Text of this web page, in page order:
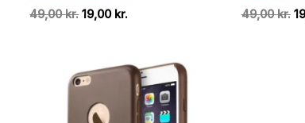
49,00kr. Den
49,00 kr..
19,00 kr.
19,00 kr..
49,00kr.